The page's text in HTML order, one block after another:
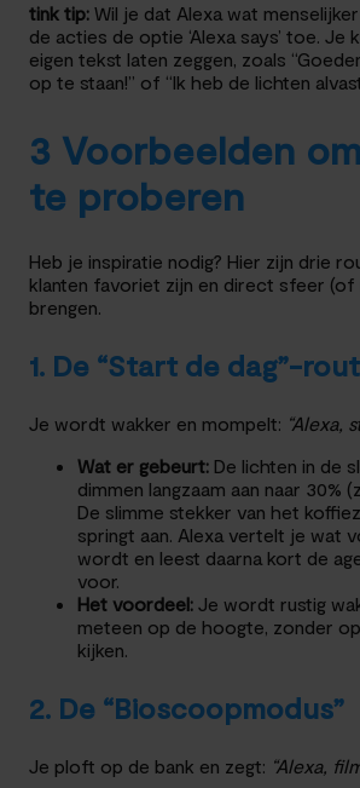
tink tip: Wil je dat Alexa wat
de acties de optie ‘Alexa says’ toe. Je
eigen tekst laten zeggen, zoals
op te staan!” of “Ik heb de lichten
3 Voorbeelden
te proberen
Heb je inspiratie nodig? Hier zijn drie
klanten favoriet zijn en direct sfeer (of
brengen.
1. De “Start de dag”-
Je wordt wakker en mompelt: “Alexa,
Wat er gebeurt: De lichten in de
dimmen langzaam aan naar 30%
De slimme stekker van het
springt aan. Alexa vertelt je wat
wordt en leest daarna kort de
voor.
Het voordeel: Je wordt rustig
meteen op de hoogte, zonder
kijken.
2. De “Bioscoopmodus”
Je ploft op de bank en zegt: “Alexa,